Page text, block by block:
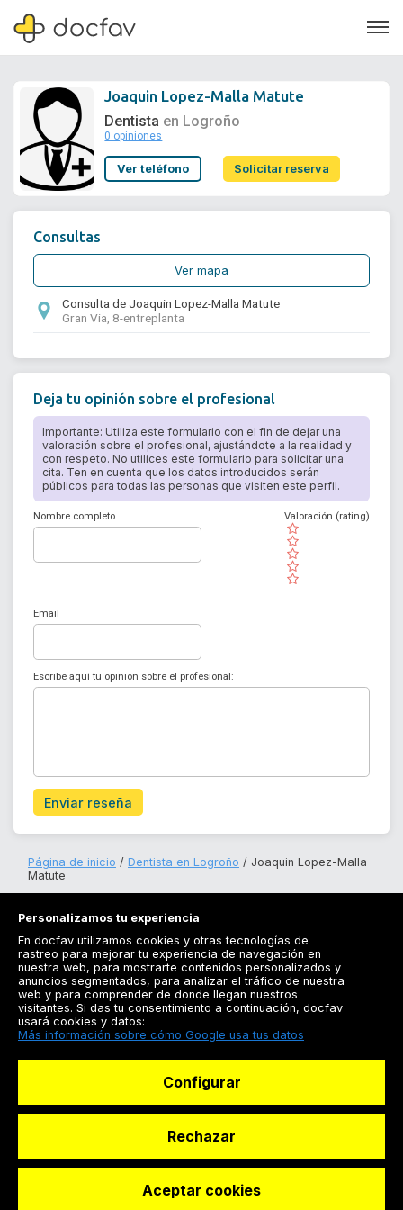
Soporte
Joaquin Lopez-Malla Matute
Dentista en Logroño
0 opiniones
Ver teléfono Solicitar reserva
Consultas
Ver mapa
Consulta de Joaquin Lopez-Malla Matute
Gran Via, 8-entreplanta
Deja tu opinión sobre el profesional
Importante: Utiliza este formulario con el fin de dejar una
valoración sobre el profesional, ajustándote a la realidad y
con respeto. No utilices este formulario para solicitar una
cita. Ten en cuenta que los datos introducidos serán
públicos para todas las personas que visiten este perfil.
Nombre completo
( )
( )
( )
( )
( )
Valoración (rating)
Email
Escribe aquí tu opinión sobre el profesional:
Enviar reseña
Página de inicio Dentista en Logroño
Joaquin Lopez-Malla
Matute
Registrarse
Docfav
© Dashboard Technologies S.L
Personalizamos tu experiencia
En docfav utilizamos cookies y otras tecnologías de
rastreo para mejorar tu experiencia de navegación en
nuestra web, para mostrarte contenidos personalizados y
anuncios segmentados, para analizar el tráfico de nuestra
web y para comprender de donde llegan nuestros
visitantes. Si das tu consentimiento a continuación, docfav
usará cookies y datos:
Más información sobre cómo Google usa tus datos
Configurar
Rechazar
Aceptar cookies